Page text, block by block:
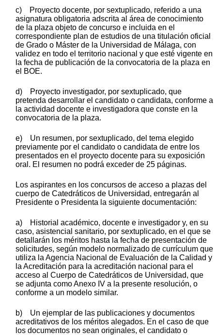
c) Proyecto docente, por sextuplicado, referido a una
asignatura obligatoria adscrita al área de conocimiento
de la plaza objeto de concurso e incluida en el
correspondiente plan de estudios de una titulación oficial
de Grado o Máster de la Universidad de Málaga, con
validez en todo el territorio nacional y que esté vigente en
la fecha de publicación de la convocatoria de la plaza en
el BOE.
d) Proyecto investigador, por sextuplicado, que
pretenda desarrollar el candidato o candidata, conforme a
la actividad docente e investigadora que conste en la
convocatoria de la plaza.
e) Un resumen, por sextuplicado, del tema elegido
previamente por el candidato o candidata de entre los
presentados en el proyecto docente para su exposición
oral. El resumen no podrá exceder de 25 páginas.
Los aspirantes en los concursos de acceso a plazas del
cuerpo de Catedráticos de Universidad, entregarán al
Presidente o Presidenta la siguiente documentación:
a) Historial académico, docente e investigador y, en su
caso, asistencial sanitario, por sextuplicado, en el que se
detallarán los méritos hasta la fecha de presentación de
solicitudes, según modelo normalizado de currículum que
utiliza la Agencia Nacional de Evaluación de la Calidad y
la Acreditación para la acreditación nacional para el
acceso al Cuerpo de Catedráticos de Universidad, que
se adjunta como Anexo IV a la presente resolución, o
conforme a un modelo similar.
b) Un ejemplar de las publicaciones y documentos
acreditativos de los méritos alegados. En el caso de que
los documentos no sean originales, el candidato o